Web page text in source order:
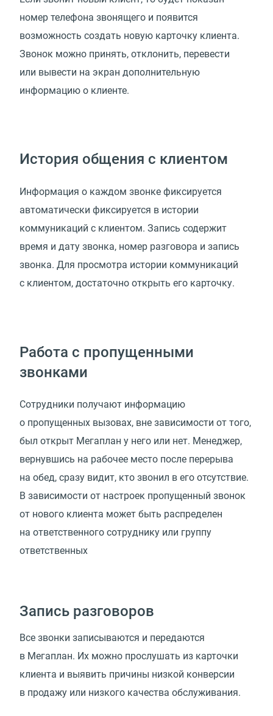
номер телефона звонящего и появится
возможность создать новую карточку клиента.
Звонок можно принять, отклонить, перевести
или вывести на экран дополнительную
информацию о клиенте.
История общения с клиентом
Информация о каждом звонке фиксируется
автоматически фиксируется в истории
коммуникаций с клиентом. Запись содержит
время и дату звонка, номер разговора и запись
звонка. Для просмотра истории коммуникаций
с клиентом, достаточно открыть его карточку.
Работа с пропущенными
звонками
Сотрудники получают информацию
о пропущенных вызовах, вне зависимости от того,
был открыт Мегаплан у него или нет. Менеджер,
вернувшись на рабочее место после перерыва
на обед, сразу видит, кто звонил в его отсутствие.
В зависимости от настроек пропущенный звонок
от нового клиента может быть распределен
на ответственного сотруднику или группу
ответственных
Запись разговоров
Все звонки записываются и передаются
в Мегаплан. Их можно прослушать из карточки
клиента и выявить причины низкой конверсии
в продажу или низкого качества обслуживания.